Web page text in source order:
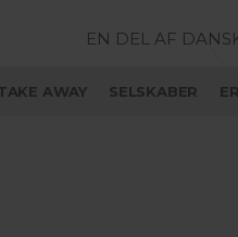
EN DEL AF
AWAY SELSKABER